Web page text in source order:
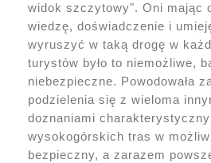
widok szczytowy". Oni mając
wiedzę, doświadczenie i
wyruszyć w taką drogę w
turystów było to niemożliwe,
niebezpieczne. Powodowała
podzielenia się z wieloma
doznaniami
wysokogórskich tras w
bezpieczny, a zarazem